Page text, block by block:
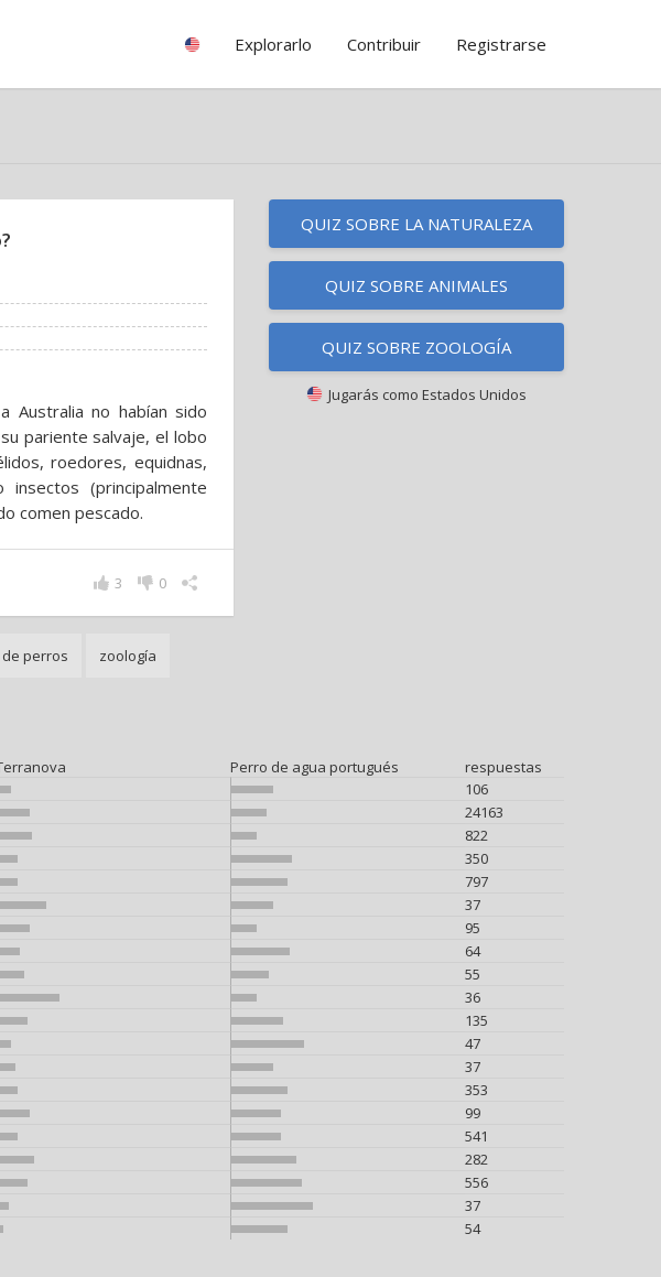
Explorarlo Contribuir Registrarse
Australia no habían sido
pariente salvaje, el lobo
roedores, equidnas,
(principalmente
comen pescado.
0
3
perros zoología
QUIZ SOBRE LA NATURALEZA
QUIZ SOBRE ANIMALES
QUIZ SOBRE ZOOLOGÍA
Jugarás como Estados Unidos
Perro de agua portugués
respuestas
106
24163
822
350
797
37
95
64
55
36
135
47
37
353
99
541
282
556
37
54